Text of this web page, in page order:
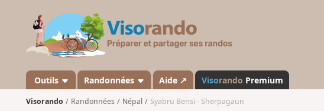
s
a
n
d
Outils Randonnées Aide ↗ Visorando Premium
Visorando Randonnées Népal Syabru Bensi - Sherpagaun